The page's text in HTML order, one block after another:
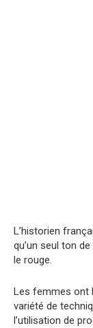
L’historien
qu’un seul ton
le rouge.
Les femmes ont
variété de
l’utilisation de